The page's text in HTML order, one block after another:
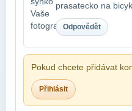
prasatecko na
Odpovědět
Pokud chcete přidávat
Přihlásit